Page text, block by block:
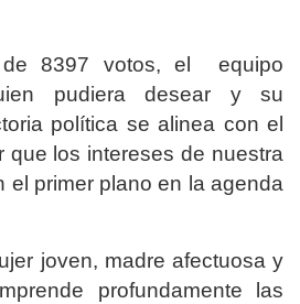
8397 votos, el equipo
pudiera desear y su
política se alinea con el
que los intereses de nuestra
el primer plano en la agenda
joven, madre afectuosa y
profundamente las